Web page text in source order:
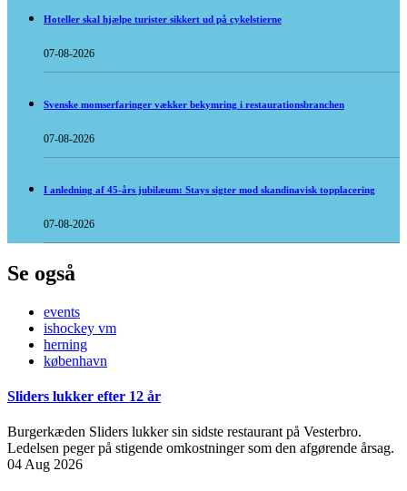
Hoteller skal hjælpe turister sikkert ud på cykelstierne
07-08-2026
Svenske momserfaringer vækker bekymring i restaurationsbranchen
07-08-2026
I anledning af 45-års jubilæum: Stays sigter mod skandinavisk topplacering
07-08-2026
Se også
events
ishockey vm
herning
københavn
Sliders lukker efter 12 år
Burgerkæden Sliders lukker sin sidste restaurant på Vesterbro.
Ledelsen peger på stigende omkostninger som den afgørende årsag.
04 Aug 2026